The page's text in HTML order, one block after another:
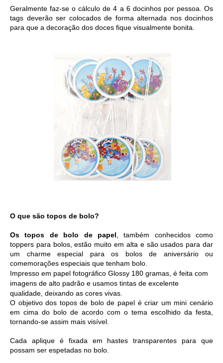
Geralmente faz-se o cálculo de 4 a 6 docinhos por pessoa. Os
tags deverão ser colocados de forma alternada nos docinhos
para que a decoração dos doces fique visualmente bonita.
O que são topos de bolo?
Os topos de bolo de papel, também conhecidos como
toppers para bolos, estão muito em alta e são usados para dar
um charme especial para os bolos de aniversário ou
comemorações especiais que tenham bolo.
Impresso em papel fotográfico Glossy 180 gramas, é feita com
imagens de alto padrão e usamos tintas de excelente
qualidade, deixando as cores vivas.
O objetivo dos topos de bolo de papel é criar um mini cenário
em cima do bolo de acordo com o tema escolhido da festa,
tornando-se assim mais visível.
Cada aplique é fixada em hastes transparentes para que
possam ser espetadas no bolo.